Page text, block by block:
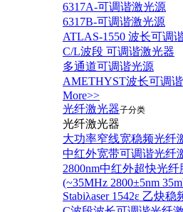
6317A-可调谐激光源
6317B-可调谐激光源
ATLAS-1550 波长可调
C/L波段 可调谐激光器
多通道可调谐光源
AMETHYST波长可调
More>>
光纤激光器子分类
光纤激光器
大功率窄线宽稳频光纤
中红外宽带可调谐光纤
2800nm中红外超快光
(~35MHz 2800±5nm
Stabiλaser 1542ε 乙炔